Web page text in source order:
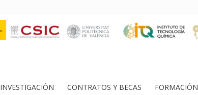
INVESTIGACIÓN CONTRATOS Y BECAS FORMACIÓN